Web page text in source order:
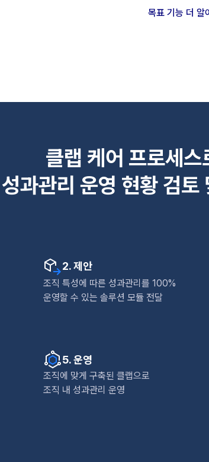
목표 기능 더
클랩 케어 프로세스
성과관리 운영 현황 검토
2. 제안
조직 특성에 따른 성과관리를 100%
운영할 수 있는 솔루션 모듈 전달
5. 운영
조직에 맞게 구축된 클랩으로
조직 내 성과관리 운영